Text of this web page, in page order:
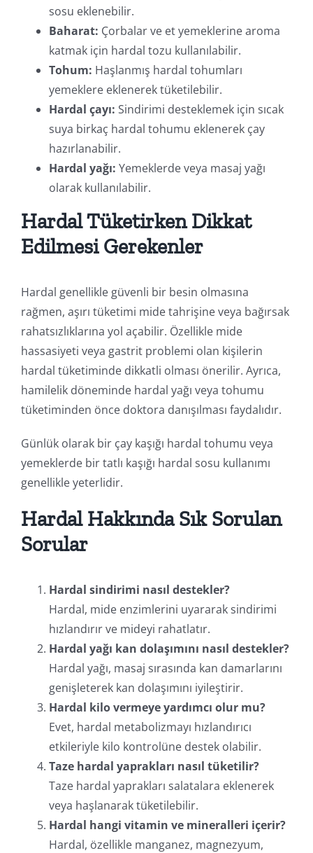
sosu eklenebilir.
Baharat: Çorbalar ve et yemeklerine aroma
katmak için hardal tozu kullanılabilir.
Tohum: Haşlanmış hardal tohumları
yemeklere eklenerek tüketilebilir.
Hardal çayı: Sindirimi desteklemek için sıcak
suya birkaç hardal tohumu eklenerek çay
hazırlanabilir.
Hardal yağı: Yemeklerde veya masaj yağı
olarak kullanılabilir.
Hardal Tüketirken Dikkat
Edilmesi Gerekenler
Hardal genellikle güvenli bir besin olmasına
rağmen, aşırı tüketimi mide tahrişine veya bağırsak
rahatsızlıklarına yol açabilir. Özellikle mide
hassasiyeti veya gastrit problemi olan kişilerin
hardal tüketiminde dikkatli olması önerilir. Ayrıca,
hamilelik döneminde hardal yağı veya tohumu
tüketiminden önce doktora danışılması faydalıdır.
Günlük olarak bir çay kaşığı hardal tohumu veya
yemeklerde bir tatlı kaşığı hardal sosu kullanımı
genellikle yeterlidir.
Hardal Hakkında Sık Sorulan
Sorular
Hardal sindirimi nasıl destekler?
Hardal, mide enzimlerini uyararak sindirimi
hızlandırır ve mideyi rahatlatır.
Hardal yağı kan dolaşımını nasıl destekler?
Hardal yağı, masaj sırasında kan damarlarını
genişleterek kan dolaşımını iyileştirir.
Hardal kilo vermeye yardımcı olur mu?
Evet, hardal metabolizmayı hızlandırıcı
etkileriyle kilo kontrolüne destek olabilir.
Taze hardal yaprakları nasıl tüketilir?
Taze hardal yaprakları salatalara eklenerek
veya haşlanarak tüketilebilir.
Hardal hangi vitamin ve mineralleri içerir?
Hardal, özellikle manganez, magnezyum,